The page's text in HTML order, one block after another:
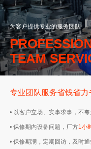
为客户提供专业的服务团队
TEAM
专业团队服务省钱省力
• 以客户立场、实事求事，不
• 保修期内设备问题，厂方1小
• 保修期满，定期回访，及时